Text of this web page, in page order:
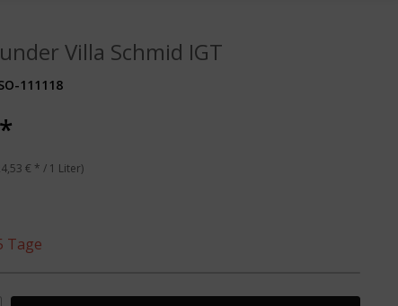
Villa Schmid IGT
111118
€ * / 1 Liter)
Tage